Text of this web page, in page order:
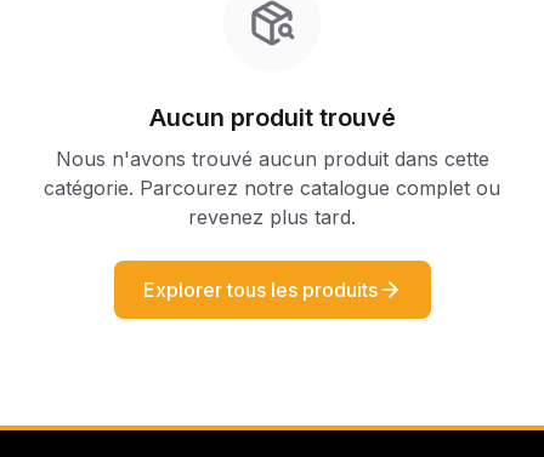
Aucun produit trouvé
Nous n'avons trouvé aucun produit dans cette
catégorie. Parcourez notre catalogue complet ou
revenez plus tard.
Explorer tous les produits